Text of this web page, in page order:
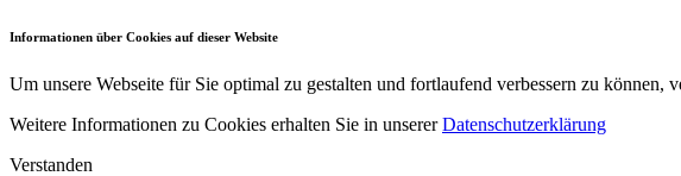
Informationen über Cookies auf dieser Website
Um unsere Webseite für Sie optimal zu gestalten und fortlaufend verbessern zu
Weitere Informationen zu Cookies erhalten Sie in unsererDatenschutzerklärung
Verstanden